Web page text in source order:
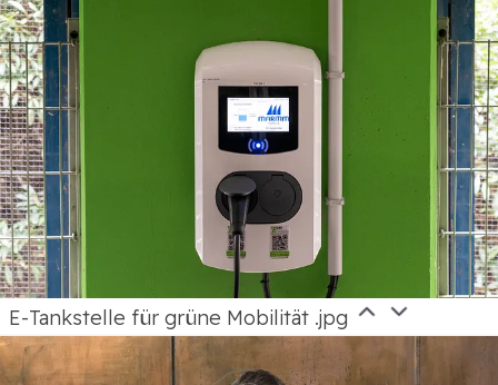
E-Tankstelle für grüne Mobilität .jpg